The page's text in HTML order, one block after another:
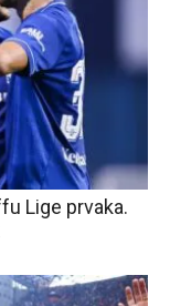
Lige prvaka.